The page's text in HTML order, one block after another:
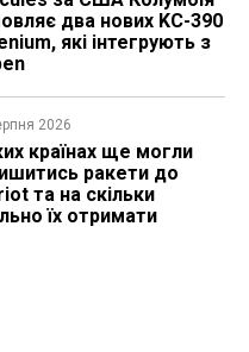
два нових KC-390
які інтегрують з
2026
країнах ще могли
ракети до
та на скільки
їх отримати